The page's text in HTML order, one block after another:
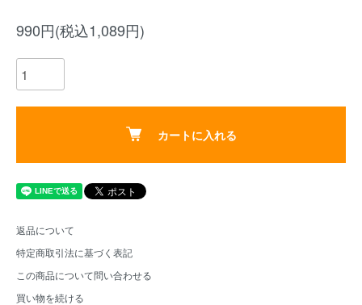
990円(税込1,089円)
カートに入れる
返品について
特定商取引法に基づく表記
この商品について問い合わせる
買い物を続ける